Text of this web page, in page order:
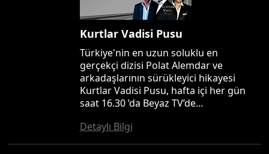
Kurtlar Vadisi Pusu
Türkiye'nin en uzun soluklu en
gerçekçi dizisi Polat Alemdar ve
arkadaşlarının sürükleyici hikayesi
Kurtlar Vadisi Pusu, hafta içi her gün
saat 16.30 ’da Beyaz TV’de...
Detaylı Bilgi